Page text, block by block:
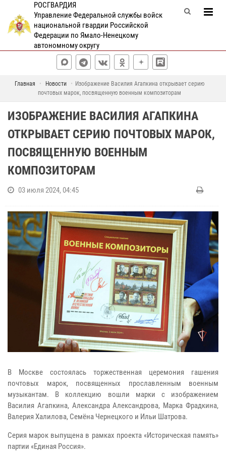
РОСГВАРДИЯ
Управление Федеральной службы войск
национальной гвардии Российской
Федерации по Ямало-Ненецкому
автономному округу
Главная Новости
Изображение Василия Агапкина открывает серию
почтовых марок, посвященную военным композиторам
ИЗОБРАЖЕНИЕ ВАСИЛИЯ АГАПКИНА
ОТКРЫВАЕТ СЕРИЮ ПОЧТОВЫХ МАРОК,
ПОСВЯЩЕННУЮ ВОЕННЫМ
КОМПОЗИТОРАМ
03 июля 2024, 04:45
В Москве состоялась торжественная церемония гашения
почтовых марок, посвященных прославленным военным
музыкантам. В коллекцию вошли марки с изображением
Василия Агапкина, Александра Александрова, Марка Фрадкина,
Валерия Халилова, Семёна Чернецкого и Ильи Шатрова.
Серия марок выпущена в рамках проекта «Историческая память»
партии «Единая Россия».